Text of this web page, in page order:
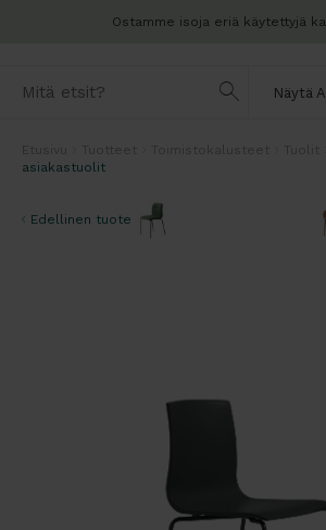
Ostamme isoja eriä käytettyjä
Näytä
asiakastuolit
Edellinen tuote